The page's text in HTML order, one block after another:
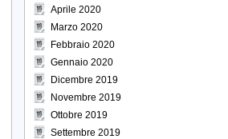
Aprile 2020
Marzo 2020
Febbraio 2020
Gennaio 2020
Dicembre 2019
Novembre 2019
Ottobre 2019
Settembre 2019